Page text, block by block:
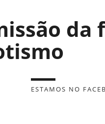
da
ESTAMOS NO